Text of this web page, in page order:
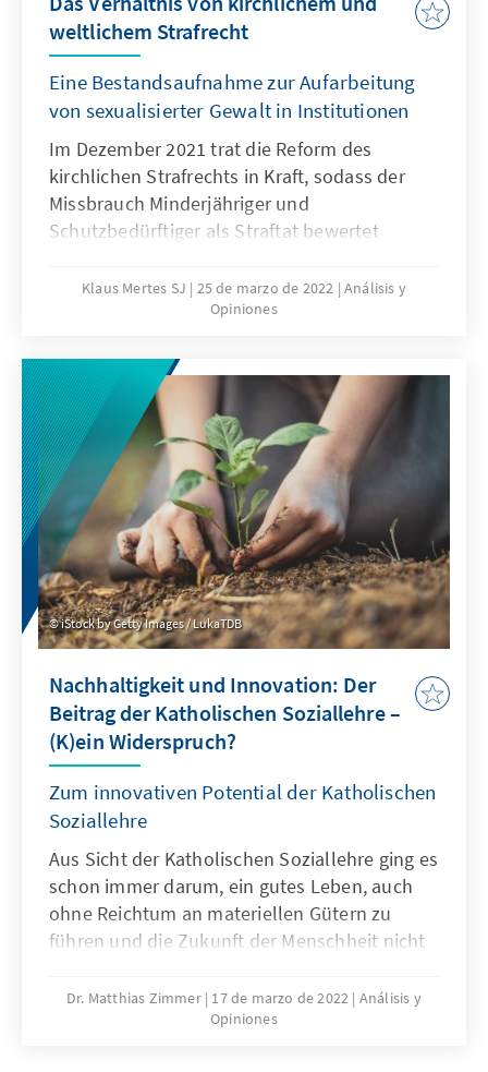
weltlichem Strafrecht
Eine Bestandsaufnahme zur Aufarbeitung
von sexualisierter Gewalt in Institutionen
Im Dezember 2021 trat die Reform des
kirchlichen Strafrechts in Kraft, sodass der
Missbrauch Minderjähriger und
Schutzbedürftiger als Straftat bewertet
aber von staatlichen Gerichten belangt
werden, da das kirchliche Strafrecht nur
die Zuständigkeit staatlicher Gerichte fallen.
Aktuell gibt es kein Verfahren, das eine
unabhängige Aufarbeitung jenseits einer
strafrechtlichen Aufarbeitung regelt.
Klaus Mertes SJ 25 de marzo de 2022 Análisis y
Opiniones
iStock by Getty Images / LukaTDB
Nachhaltigkeit und Innovation: Der
Beitrag der Katholischen Soziallehre –
(K)ein Widerspruch?
Zum innovativen Potential der Katholischen
Soziallehre
Aus Sicht der Katholischen Soziallehre ging es
schon immer darum, ein gutes Leben, auch
ohne Reichtum an materiellen Gütern zu
führen und die Zukunft der Menschheit nicht
Innovation, die häufig mit rastlosem
Fortschritt und Konsumismus verbunden ist,
Dr. Matthias Zimmer 17 de marzo de 2022 Análisis y
Opiniones